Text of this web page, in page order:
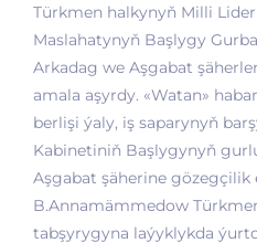
Türkmen halkynyň Milli
Maslahatynyň Başlygy
Arkadag we Aşgabat
amala aşyrdy. «Watan»
berlişi ýaly, iş saparynyň
Kabinetiniň Başlygynyň
Aşgabat şäherine gözegçilik
B.Annamämmedow
tabşyrygyna laýyklykda